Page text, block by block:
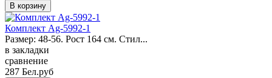
Комплект Ag-5992-1
Размер: 48-56. Рост 164 см. Стил...
в закладки
сравнение
287 Бел.руб